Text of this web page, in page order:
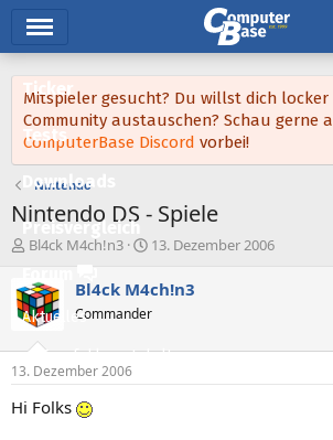
Ticker
Tests
Downloads
Preisvergleich
Forum
Aktuelles
Empfohlene Inhalte
Mitspieler gesucht? Du willst dich locker
Community austauschen? Schau gerne
ComputerBase Discord vorbei!
Nintendo
Nintendo DS - Spiele
E
r
s
t
e
e
Bl4ck M4ch!n3
E
s
t
13. Dezember 2006
Bl4ck M4ch!n3
Commander
13. Dezember 2006
Hi Folks